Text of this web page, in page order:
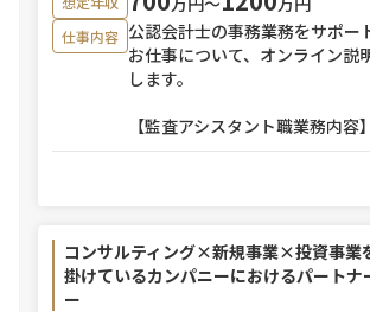
仕事内容 公認会計士の事務業務をサポー
お仕事について、オンライン説
します。
【監査アシスタント職業務内容】
コンサルティング×新規事業×投資事業
掛けているカンパニーにおけるパートナ
ー